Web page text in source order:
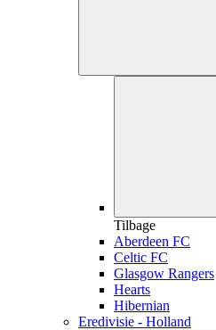
Tilbage
Aberdeen FC
Celtic FC
Glasgow Rangers
Hearts
Hibernian
Eredivisie - Holland